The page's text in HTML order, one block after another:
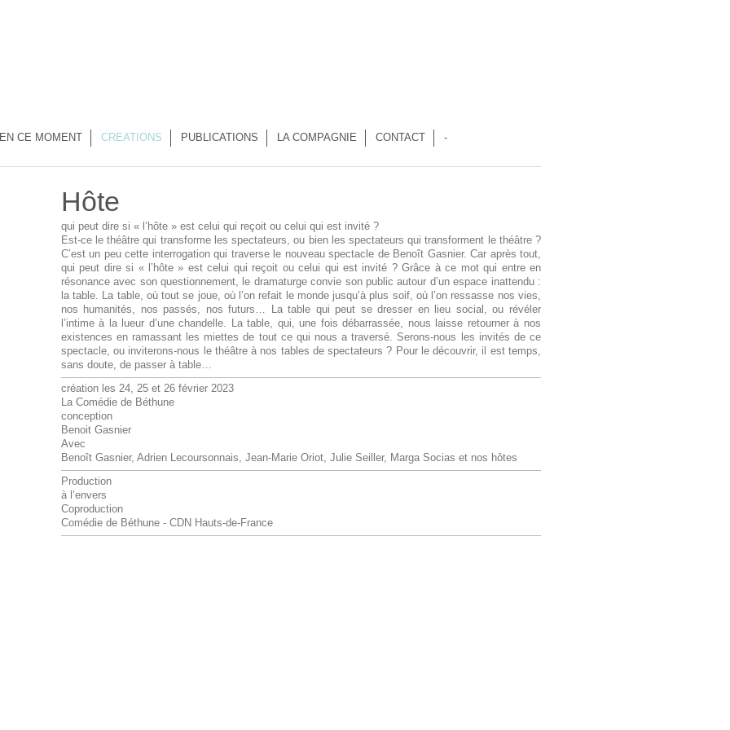
EN CE MOMENT CREATIONS PUBLICATIONS LA COMPAGNIE CONTACT -
Hôte
qui peut dire si « l’hôte » est celui qui reçoit ou celui qui est invité ?
Est-ce le théâtre qui transforme les spectateurs, ou bien les spectateurs qui transforment le théâtre ?
C’est un peu cette interrogation qui traverse le nouveau spectacle de Benoît Gasnier. Car après tout,
qui peut dire si « l’hôte » est celui qui reçoit ou celui qui est invité ? Grâce à ce mot qui entre en
résonance avec son questionnement, le dramaturge convie son public autour d’un espace inattendu :
la table. La table, où tout se joue, où l’on refait le monde jusqu’à plus soif, où l’on ressasse nos vies,
nos humanités, nos passés, nos futurs… La table qui peut se dresser en lieu social, ou révéler
l’intime à la lueur d’une chandelle. La table, qui, une fois débarrassée, nous laisse retourner à nos
existences en ramassant les miettes de tout ce qui nous a traversé. Serons-nous les invités de ce
spectacle, ou inviterons-nous le théâtre à nos tables de spectateurs ? Pour le découvrir, il est temps,
sans doute, de passer à table…
création les 24, 25 et 26 février 2023
La Comédie de Béthune
conception
Benoit Gasnier
Avec
Benoît Gasnier, Adrien Lecoursonnais, Jean-Marie Oriot, Julie Seiller, Marga Socias et nos hôtes
Production
à l’envers
Coproduction
Comédie de Béthune - CDN Hauts-de-France